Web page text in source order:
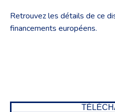
Retrouvez les détails de ce
financements européens.